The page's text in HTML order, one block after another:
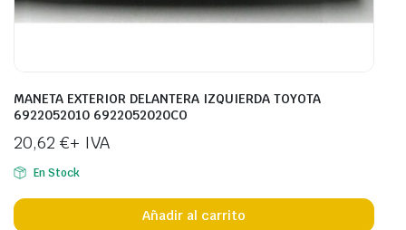
MANETA EXTERIOR DELANTERA IZQUIERDA TOYOTA
6922052010 6922052020CO
20,62 €+ IVA
En Stock
Añadir al carrito